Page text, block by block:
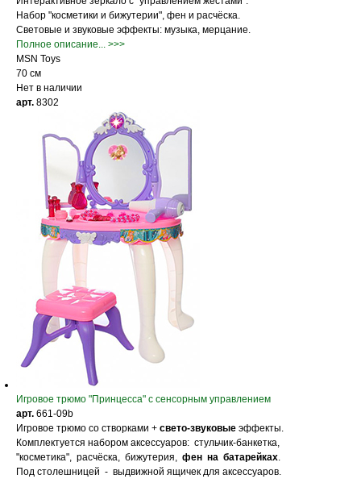
Набор "косметики и бижутерии", фен и расчёска.
Световые и звуковые эффекты: музыка, мерцание.
Полное описание... >>>
MSN Toys
70 см
Нет в наличии
арт. 8302
Игровое трюмо "Принцесса" с сенсорным управлением
арт. 661-09b
Игровое трюмо со створками + свето-звуковые эффекты.
Комплектуется набором аксессуаров: стульчик-банкетка,
"косметика", расчёска, бижутерия, фен на батарейках.
Под столешницей - выдвижной ящичек для аксессуаров.